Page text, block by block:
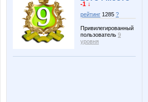
-1 ↓
рейтинг 1285 ?
Привилегированный
пользователь 9
уровня